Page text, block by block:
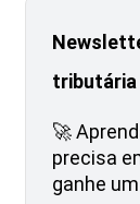
tributária
🚀
precisa
ganhe